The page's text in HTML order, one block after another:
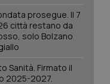
prosegue. Il 7
città restano da
solo Bolzano
Sanità. Firmato il
2025-2027.